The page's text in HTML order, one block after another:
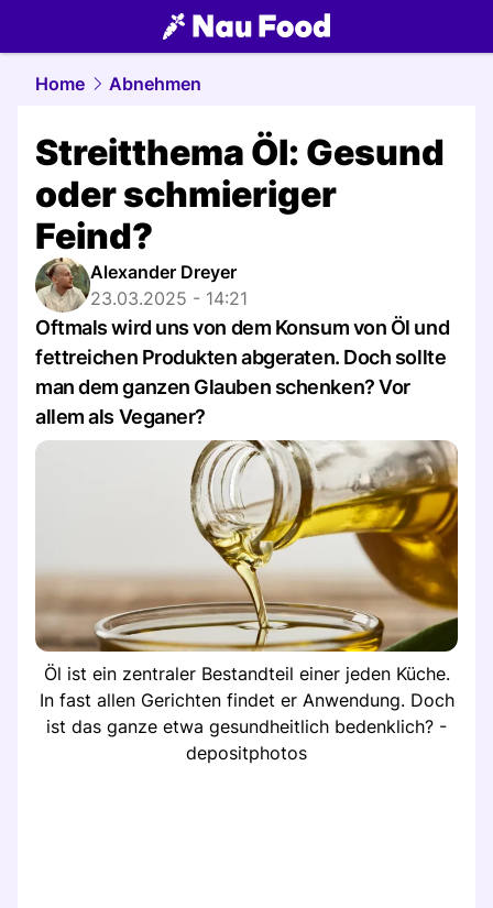
food.NAU.ch
Home Abnehmen
Streitthema Öl: Gesund
oder schmieriger
Feind?
Alexander Dreyer
23.03.2025 - 14:21
Oftmals wird uns von dem Konsum von Öl und
fettreichen Produkten abgeraten. Doch sollte
man dem ganzen Glauben schenken? Vor
allem als Veganer?
Öl ist ein zentraler Bestandteil einer jeden Küche.
In fast allen Gerichten findet er Anwendung. Doch
ist das ganze etwa gesundheitlich bedenklich? -
depositphotos